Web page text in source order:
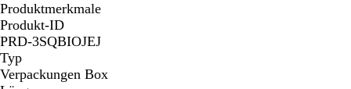
Produktmerkmale
Produkt-ID
PRD-3SQBIOJEJ
Typ
Verpackungen Box